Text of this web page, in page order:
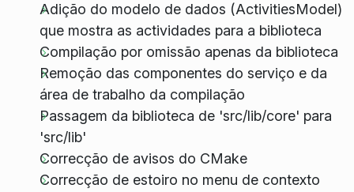
Adição do modelo de dados (ActivitiesModel)
que mostra as actividades para a biblioteca
Compilação por omissão apenas da biblioteca
Remoção das componentes do serviço e da
área de trabalho da compilação
Passagem da biblioteca de 'src/lib/core' para
'src/lib'
Correcção de avisos do CMake
Correcção de estoiro no menu de contexto